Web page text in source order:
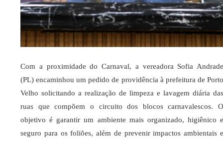
Com a proximidade do Carnaval, a vereadora Sofia Andrade
(PL) encaminhou um pedido de providência à prefeitura de Porto
Velho solicitando a realização de limpeza e lavagem diária das
ruas que compõem o circuito dos blocos carnavalescos. O
objetivo é garantir um ambiente mais organizado, higiênico e
seguro para os foliões, além de prevenir impactos ambientais e